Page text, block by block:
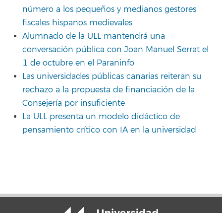
número a los pequeños y medianos gestores
fiscales hispanos medievales
Alumnado de la ULL mantendrá una
conversación pública con Joan Manuel Serrat el
1 de octubre en el Paraninfo
Las universidades públicas canarias reiteran su
rechazo a la propuesta de financiación de la
Consejería por insuficiente
La ULL presenta un modelo didáctico de
pensamiento crítico con IA en la universidad